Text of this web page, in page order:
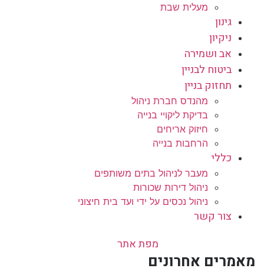
מעלית שבת
גינון
ניקיון
אב ושמירה
ביטוח לבניין
תחזוק בניין
מהנדס חברת ניהול
בדיקת ליקויי בנייה
חיזוק אריחים
הרחבות בנייה
כללי
מעבר לניהול בתים משותפים
ניהול דירות שכורות
ניהול נכסים על ידי ועד בית חיצוני
צור קשר
מפת אתר
מאמרים אחרונים